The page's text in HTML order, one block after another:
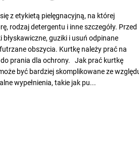
z etykietą pielęgnacyjną, na której
rodzaj detergentu i inne szczegóły. Przed
guziki i usuń odpinane
obszycia. Kurtkę należy prać na
do prania dla ochrony. Jak prać kurtkę
być bardziej skomplikowane ze
wypełnienia, takie jak pu...